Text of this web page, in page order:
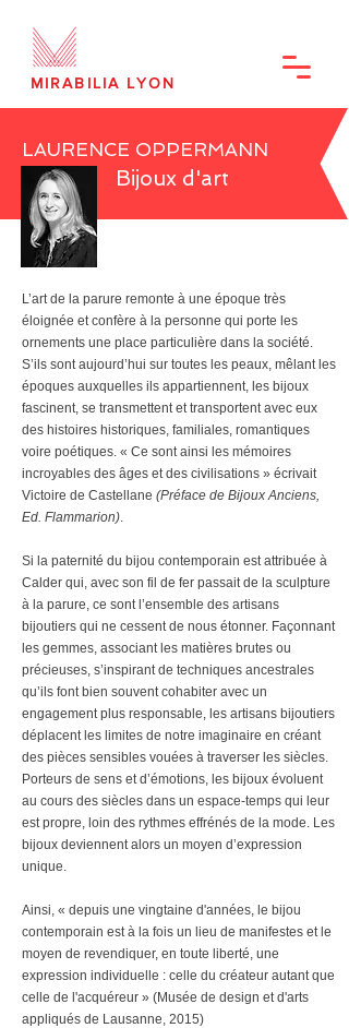
MIRABILIA LYON
LAURENCE OPPERMANN
Bijoux d'art
L’art de la parure remonte à une époque très
éloignée et confère à la personne qui porte les
ornements une place particulière dans la société.
S’ils sont aujourd’hui sur toutes les peaux, mêlant les
époques auxquelles ils appartiennent, les bijoux
fascinent, se transmettent et transportent avec eux
des histoires historiques, familiales, romantiques
voire poétiques. « Ce sont ainsi les mémoires
incroyables des âges et des civilisations » écrivait
Victoire de Castellane (Préface de Bijoux Anciens,
Ed. Flammarion).
Si la paternité du bijou contemporain est attribuée à
Calder qui, avec son fil de fer passait de la sculpture
à la parure, ce sont l’ensemble des artisans
bijoutiers qui ne cessent de nous étonner. Façonnant
les gemmes, associant les matières brutes ou
précieuses, s’inspirant de techniques ancestrales
qu’ils font bien souvent cohabiter avec un
engagement plus responsable, les artisans bijoutiers
déplacent les limites de notre imaginaire en créant
des pièces sensibles vouées à traverser les siècles.
Porteurs de sens et d’émotions, les bijoux évoluent
au cours des siècles dans un espace-temps qui leur
est propre, loin des rythmes effrénés de la mode. Les
bijoux deviennent alors un moyen d’expression
unique.
Ainsi, « depuis une vingtaine d'années, le bijou
contemporain est à la fois un lieu de manifestes et le
moyen de revendiquer, en toute liberté, une
expression individuelle : celle du créateur autant que
celle de l'acquéreur » (Musée de design et d'arts
appliqués de Lausanne, 2015)